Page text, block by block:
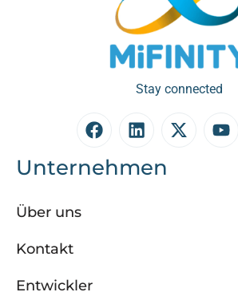
Stay connected
Unternehmen
Über uns
Kontakt
Entwickler